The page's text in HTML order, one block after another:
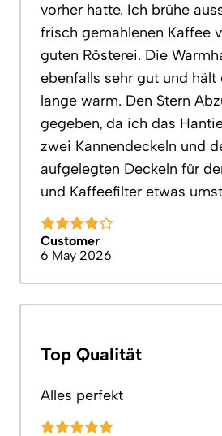
vorher hatte. Ich brühe
frisch gemahlenen Kaffee
guten Rösterei. Die
ebenfalls sehr gut und hält
lange warm. Den Stern
gegeben, da ich das
zwei Kannendeckeln und
aufgelegten Deckeln für
und Kaffeefilter etwas
Customer
6 May 2026
Top Qualität
Alles perfekt